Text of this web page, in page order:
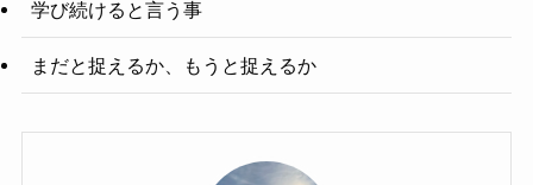
学び続けると言う事
まだと捉えるか、もうと捉えるか